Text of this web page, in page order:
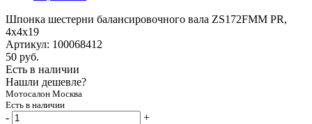
Шпонка шестерни балансировочного вала ZS172FMM PR,
4x4x19
Артикул: 100068412
50 руб.
Есть в наличии
Нашли дешевле?
Мотосалон Москва
Есть в наличии
-
+